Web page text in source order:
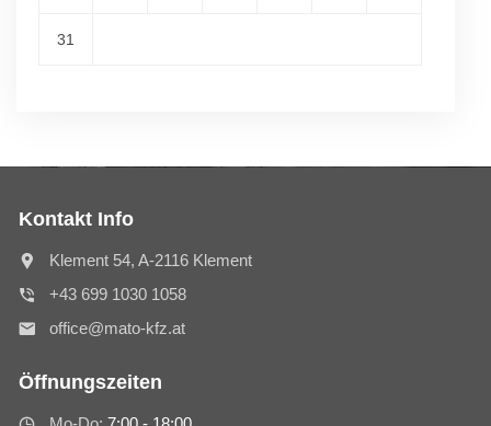
31
Kontakt Info
Klement 54, A-2116 Klement
+43 699 1030 1058
office@mato-kfz.at
Öffnungszeiten